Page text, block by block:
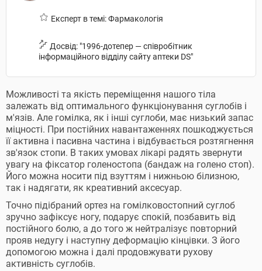
Експерт в темі: Фармакологія
Досвід: "1996-дотепер — співробітник
інформаційного відділу сайту аптеки DS"
Можливості та якість переміщення нашого тіла
залежать від оптимального функціонування суглобів і
м'язів. Але гомілка, як і інші суглоби, має низький запас
міцності. При постійних навантаженнях пошкоджується
її активна і пасивна частина і відбувається розтягнення
зв'язок стопи. В таких умовах лікарі радять звернути
увагу на фіксатор голеностопа (бандаж на голено стоп).
Його можна носити під взуттям і нижньою білизною,
так і надягати, як креативний аксесуар.
Точно підібраний ортез на гомілковостопний суглоб
зручно зафіксує ногу, подарує спокій, позбавить від
постійного болю, а до того ж нейтралізує повторний
прояв недугу і наступну деформацію кінцівки. З його
допомогою можна і далі продовжувати рухову
активність суглобів.